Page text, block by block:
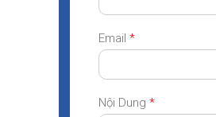
Email *
Nội Dung *